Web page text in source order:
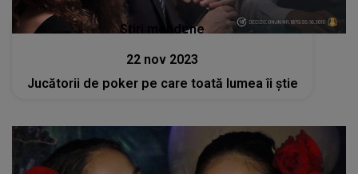
Stiri mondene
22 nov 2023
Jucătorii de poker pe care toată lumea îi știe